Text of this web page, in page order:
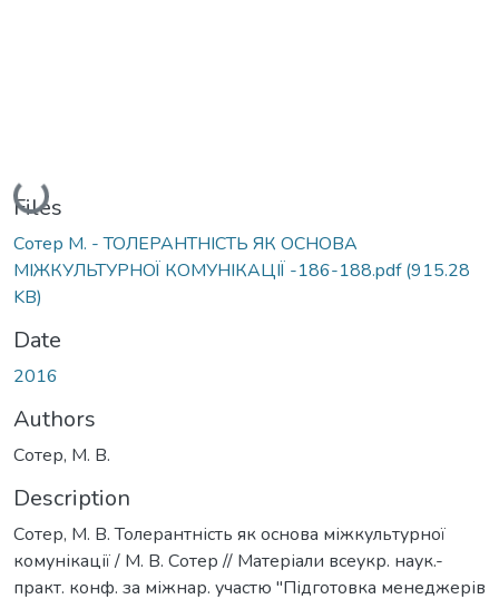
Loading...
Files
Сотер М. - ТОЛЕРАНТНІСТЬ ЯК ОСНОВА
МІЖКУЛЬТУРНОЇ КОМУНІКАЦІЇ -186-188.pdf(915.28
KB)
Date
2016
Authors
Сотер, М. В.
Description
Сотер, М. В. Толерантність як основа міжкультурної
комунікації / М. В. Сотер // Матеріали всеукр. наук.-
практ. конф. за міжнар. участю "Підготовка менеджерів